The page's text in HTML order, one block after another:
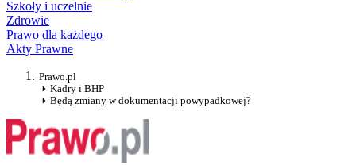
Szkoły i uczelnie
Zdrowie
Prawo dla każdego
Akty Prawne
Prawo.pl
Kadry i BHP
Będą zmiany w dokumentacji powypadkowej?